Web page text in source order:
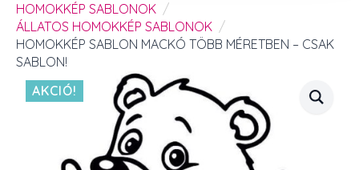
HOMOKKÉP SABLONOK
ÁLLATOS HOMOKKÉP SABLONOK
HOMOKKÉP SABLON MACKÓ TÖBB MÉRETBEN – CSAK
SABLON!
AKCIÓ!